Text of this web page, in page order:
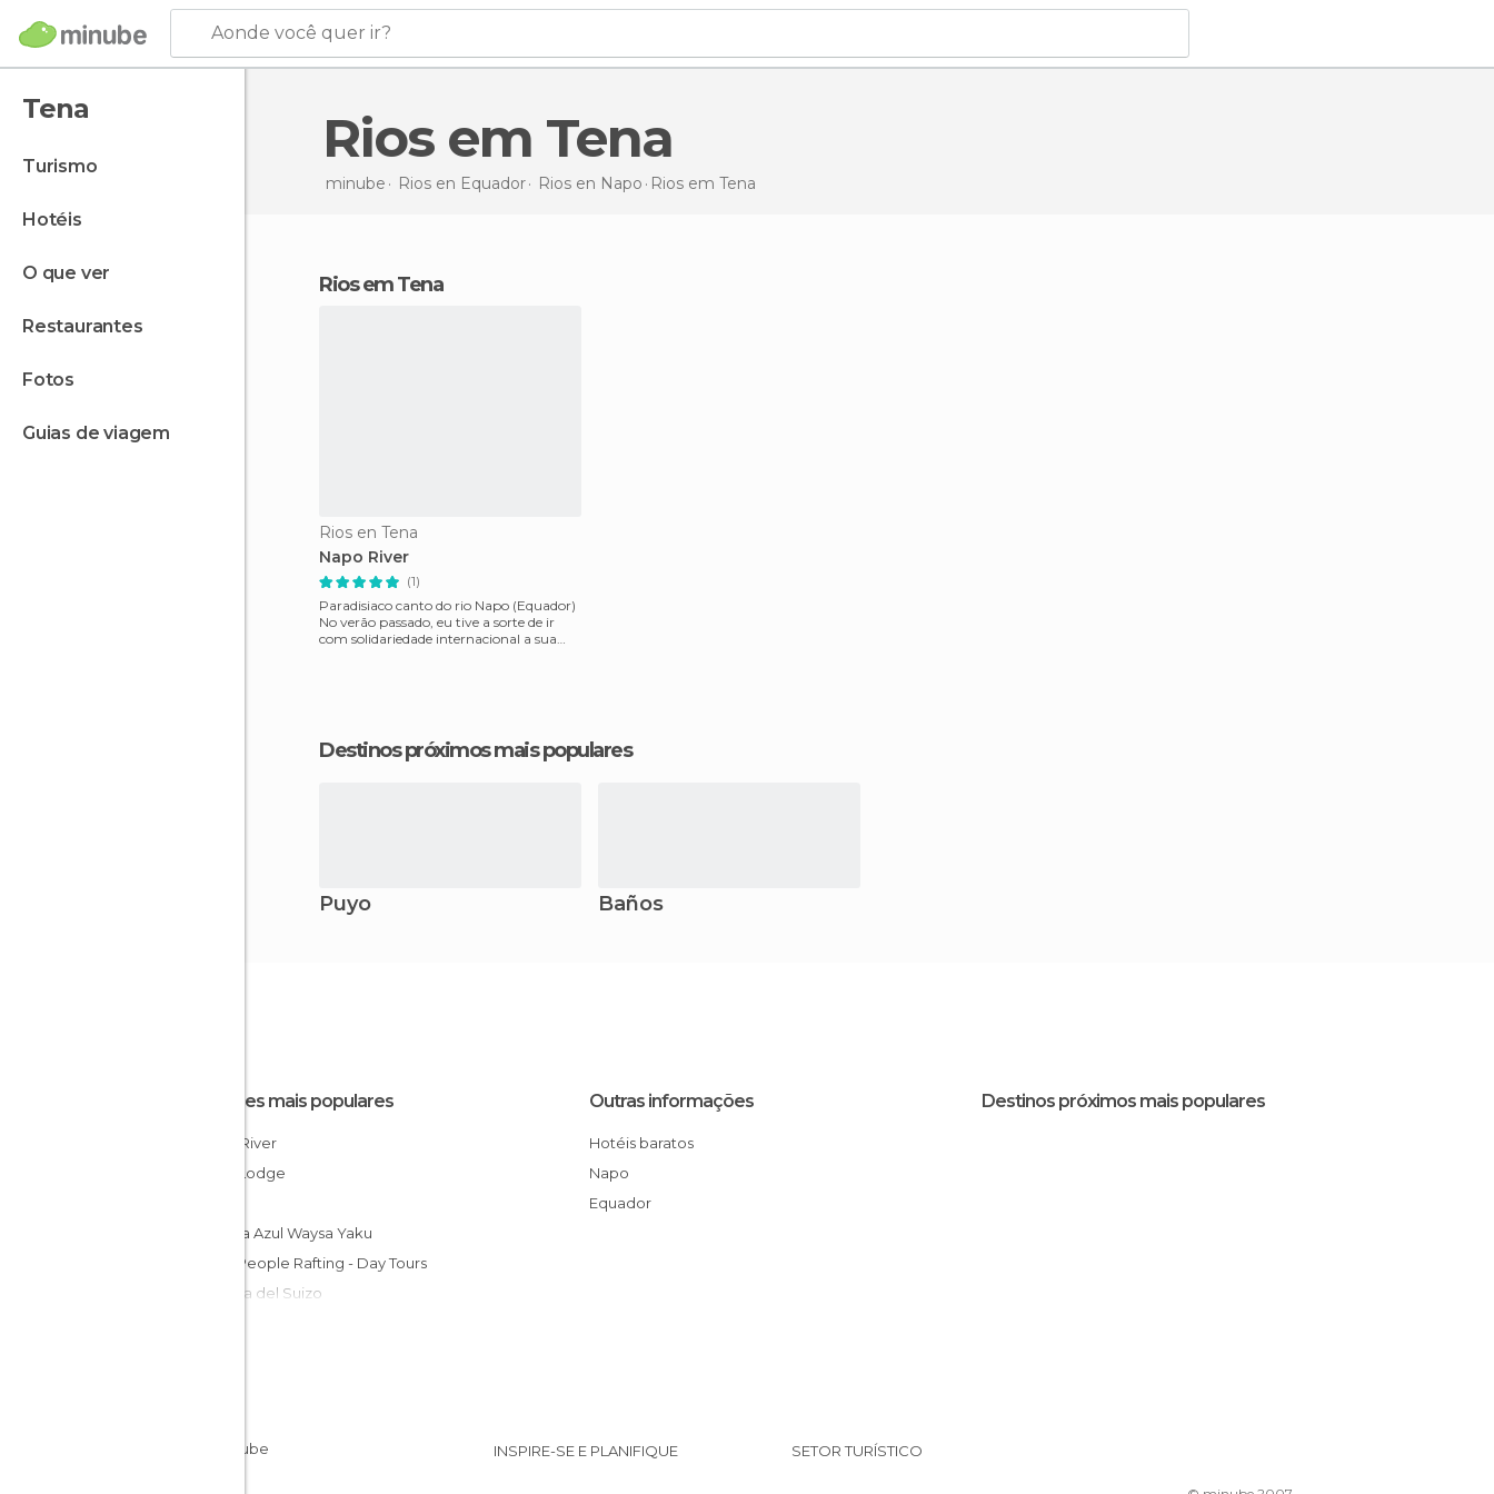
Aonde você quer ir?
Tena
turismo
hotéis
o que ver
restaurantes
fotos
guias de viagem
Rios em Tena
minube Rios en Equador Rios en Napo Rios em Tena
rios em Tena
Rios en Tena
Napo River
(1)
Paradisiaco canto do rio Napo (Equador)
No verão passado, eu tive a sorte de ir
com solidariedade internacional a sua
Destinos próximos mais populares
Puyo Baños
Lugares mais populares
Napo River
Liana Lodge
Laguna Azul Waysa Yaku
River People Rafting - Day Tours
La Casa del Suizo
Outras informações
Hotéis baratos
Napo
Equador
Destinos próximos mais populares
INSPIRE-SE E PLANIFIQUE SETOR TURÍSTICO